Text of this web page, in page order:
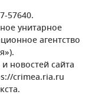
57640.
унитарное
агентство
новостей сайта
crimea.ria.ru